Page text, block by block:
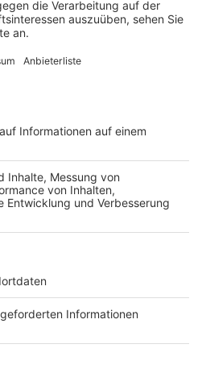
die mittlere und linke Spur
Süd alle drei Spuren. Das
GmbH noch fest, aktuell
mietet die Stadt die
zwei Jahre.
Rhein und Erft
in Hürth
bald mehr
Sprengung wieder auf